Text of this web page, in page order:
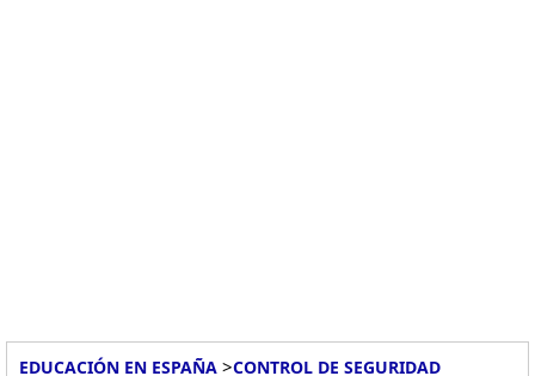
EDUCACIÓN EN ESPAÑA >CONTROL DE SEGURIDAD